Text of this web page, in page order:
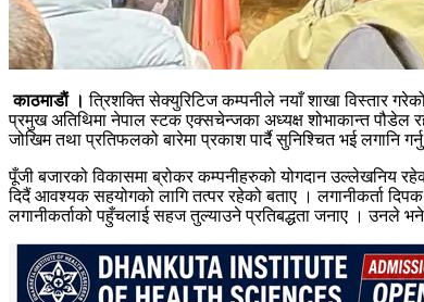
काठमाडाैं ।त्रिशक्ति सेक्युरिटिज कम्पनीले नयाँ शाखा विस्तार
प्रमुख अतिथिमा नेपाल स्टक एक्सचेन्जका अध्यक्ष शोभाकान्त पौडेल
जोखिम तथा प्रतिफलको बारेमा प्रकाश पार्दै सुनिश्चित भई लगानि
पूँजी बजारको विकासमा ब्रोकर कम्पनीहरुको योगदान उल्लेखनिय
दिदैं आवश्यक सहयोगको लागि तत्पर रहेको बताए । लगानीकर्ता
लगानीकर्ताको पहुँचलाई सहज तुल्याउने प्रतिबद्धता जनाए । उनले